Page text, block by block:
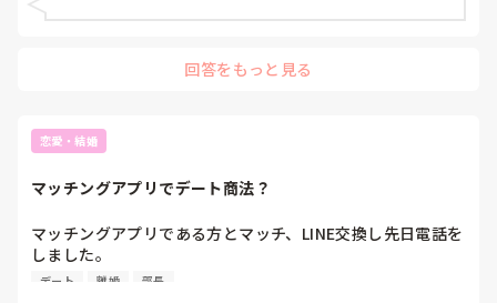
回答をもっと見る
恋愛・結婚
マッチングアプリでデート商法？
マッチングアプリである方とマッチ、LINE交換し先日電話を
しました。
その際今度会う約束もしたのですが、電話の節々で違和感を
デート 離婚 部長